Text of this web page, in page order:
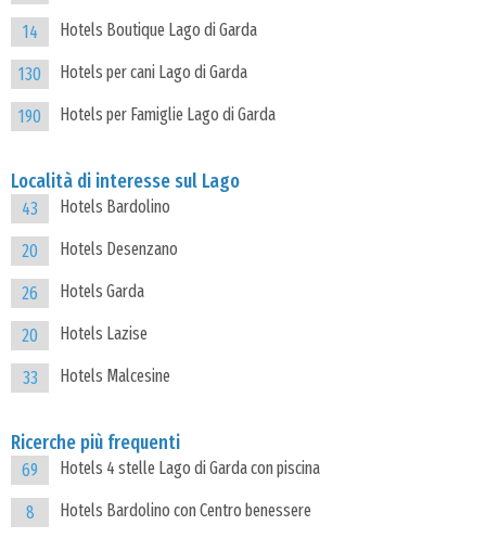
14 Hotels Boutique Lago di Garda
130 Hotels per cani Lago di Garda
190 Hotels per Famiglie Lago di Garda
Località di interesse sul Lago
43 Hotels Bardolino
20 Hotels Desenzano
26 Hotels Garda
20 Hotels Lazise
33 Hotels Malcesine
Ricerche più frequenti
69 Hotels 4 stelle Lago di Garda con piscina
8 Hotels Bardolino con Centro benessere